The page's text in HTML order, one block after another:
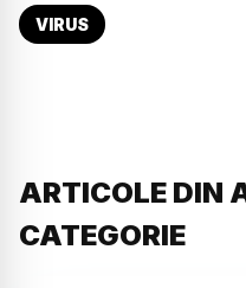
VIRUS
ARTICOLE DIN
CATEGORIE